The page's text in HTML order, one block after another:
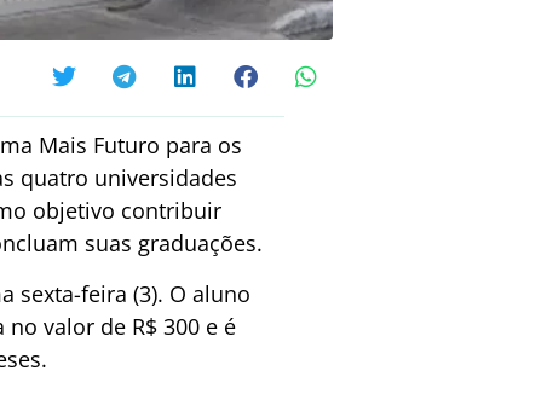
Mais Futuro para os
quatro universidades
objetivo contribuir
suas graduações.
sexta-feira (3). O aluno
valor de R$ 300 e é